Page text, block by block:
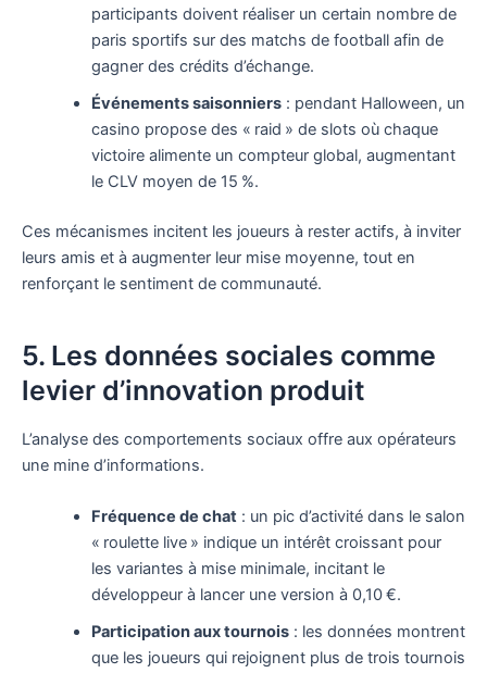
participants doivent réaliser un certain nombre de
paris sportifs sur des matchs de football afin de
gagner des crédits d’échange.
Événements saisonniers: pendant Halloween, un
casino propose des « raid » de slots où chaque
victoire alimente un compteur global, augmentant
le CLV moyen de 15 %.
Ces mécanismes incitent les joueurs à rester actifs, à inviter
leurs amis et à augmenter leur mise moyenne, tout en
renforçant le sentiment de communauté.
5. Les données sociales comme
levier d’innovation produit
L’analyse des comportements sociaux offre aux opérateurs
une mine d’informations.
Fréquence de chat: un pic d’activité dans le salon
« roulette live » indique un intérêt croissant pour
les variantes à mise minimale, incitant le
développeur à lancer une version à 0,10 €.
Participation aux tournois: les données montrent
que les joueurs qui rejoignent plus de trois tournois